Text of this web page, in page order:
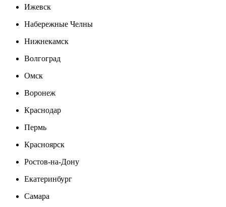
Ижевск
Набережные Челны
Нижнекамск
Волгоград
Омск
Воронеж
Краснодар
Пермь
Красноярск
Ростов-на-Дону
Екатеринбург
Самара